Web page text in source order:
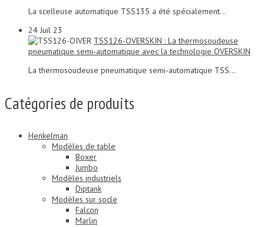
La scelleuse automatique TSS135 a été spécialement...
24 Juil 23
TSS126-OVERSKIN : La thermosoudeuse
pneumatique semi-automatique avec la technologie OVERSKIN
La thermosoudeuse pneumatique semi-automatique TSS...
Catégories de produits
Henkelman
Modèles de table
Boxer
Jumbo
Modèles industriels
Diptank
Modèles sur socle
Falcon
Marlin